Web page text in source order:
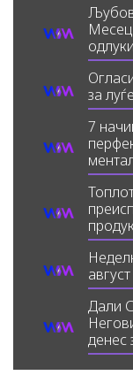
Месец
за
7
Дали
денес